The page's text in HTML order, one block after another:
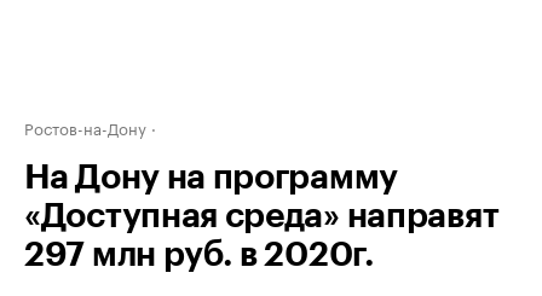
Ростов-на-Дону
На Дону на программу
«Доступная среда» направят
297 млн руб. в 2020г.